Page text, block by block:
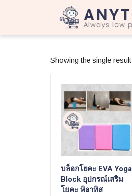
Showing the single result
บล็อกโยคะ EVA Yoga
Block อุปกรณ์เสริม
โยคะ พิลาทิส